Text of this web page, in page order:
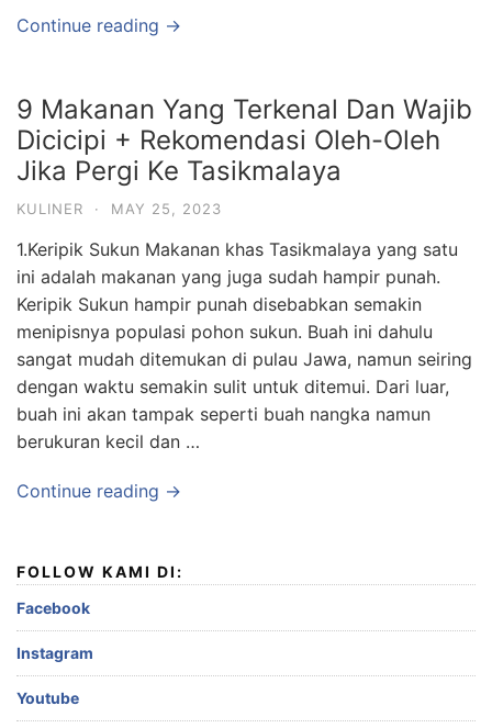
Continue reading →
9 Makanan Yang Terkenal Dan Wajib
Dicicipi + Rekomendasi Oleh-Oleh
Jika Pergi Ke Tasikmalaya
KULINER · MAY 25, 2023
1.Keripik Sukun Makanan khas Tasikmalaya yang satu
ini adalah makanan yang juga sudah hampir punah.
Keripik Sukun hampir punah disebabkan semakin
menipisnya populasi pohon sukun. Buah ini dahulu
sangat mudah ditemukan di pulau Jawa, namun seiring
dengan waktu semakin sulit untuk ditemui. Dari luar,
buah ini akan tampak seperti buah nangka namun
berukuran kecil dan …
Continue reading →
FOLLOW KAMI DI:
Facebook
Instagram
Youtube